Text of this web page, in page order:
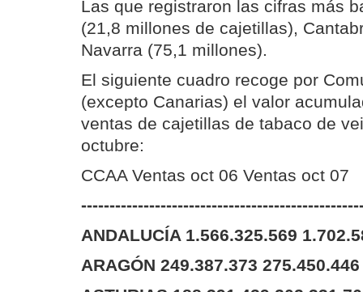
Las que registraron las cifras más
(21,8 millones de cajetillas),
Navarra (75,1 millones).
El siguiente cuadro recoge por
(excepto Canarias) el valor
ventas de cajetillas de tabaco de
octubre:
CCAA Ventas oct 06 Ventas oct 07
ANDALUCÍA 1.566.325.569
ARAGÓN 249.387.373 275.450.446